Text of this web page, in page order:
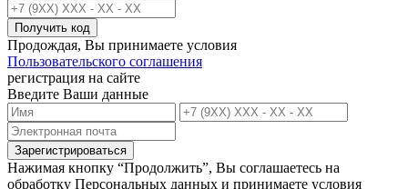
Получить код
Продождая, Вы принимаете условия
Пользовательского соглашения
регистрация на сайте
Введите Ваши данные
Зарегистрироваться
Нажимая кнопку “Продолжить”, Вы соглашаетесь на
обработку Персональных данных и принимаете условия